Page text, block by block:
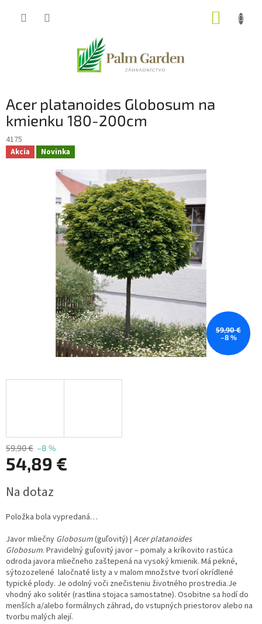
Acer platanoides Globosum na
kmienku 180-200cm
4175
Akcia Novinka
59,90 €
–8 %
59,90 € –8 %
54,89 €
cena:
Na dotaz
Položka bola vypredaná…
Javor mliečny Globosum(guľovitý) | Acer platanoides
Globosum. Pravidelný guľovitý javor – pomaly a kríkovito rastúca
odroda javora mliečneho zaštepená na vysoký kmienik. Má pekné,
sýtozozelené laločnaté listy a v malom množstve tvorí okrídlené
typické plody. Je odolný voči znečisteniu životného prostredia.Je
vhodný ako solitér (rastlina stojaca samostatne). Osobitne sa hodí do
menších a/alebo formálnych záhrad, do vstupných priestorov alebo na
tvorbu malých alejí.